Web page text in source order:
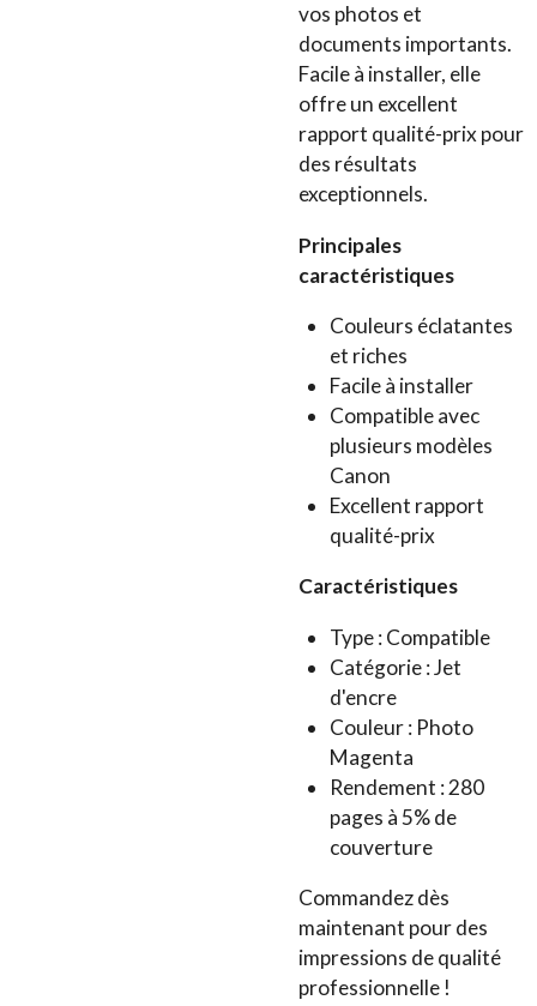
vos photos et
documents importants.
Facile à installer, elle
offre un excellent
rapport qualité-prix pour
des résultats
exceptionnels.
Principales
caractéristiques
Couleurs éclatantes
et riches
Facile à installer
Compatible avec
plusieurs modèles
Canon
Excellent rapport
qualité-prix
Caractéristiques
Type : Compatible
Catégorie : Jet
d'encre
Couleur : Photo
Magenta
Rendement : 280
pages à 5% de
couverture
Commandez dès
maintenant pour des
impressions de qualité
professionnelle !